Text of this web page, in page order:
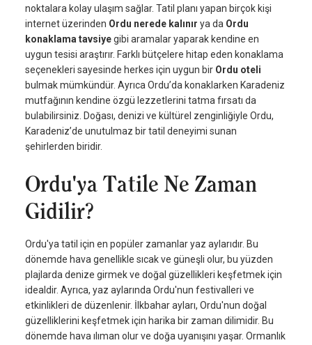
noktalara kolay ulaşım sağlar. Tatil planı yapan birçok kişi
internet üzerinden Ordu nerede kalınır ya da Ordu
konaklama tavsiyegibi aramalar yaparak kendine en
uygun tesisi araştırır. Farklı bütçelere hitap eden konaklama
seçenekleri sayesinde herkes için uygun bir Ordu oteli
bulmak mümkündür. Ayrıca Ordu’da konaklarken Karadeniz
mutfağının kendine özgü lezzetlerini tatma fırsatı da
bulabilirsiniz. Doğası, denizi ve kültürel zenginliğiyle Ordu,
Karadeniz’de unutulmaz bir tatil deneyimi sunan
şehirlerden biridir.
Ordu'ya Tatile Ne Zaman
Gidilir?
Ordu'ya tatil için en popüler zamanlar yaz aylarıdır. Bu
dönemde hava genellikle sıcak ve güneşli olur, bu yüzden
plajlarda denize girmek ve doğal güzellikleri keşfetmek için
idealdir. Ayrıca, yaz aylarında Ordu'nun festivalleri ve
etkinlikleri de düzenlenir. İlkbahar ayları, Ordu'nun doğal
güzelliklerini keşfetmek için harika bir zaman dilimidir. Bu
dönemde hava ılıman olur ve doğa uyanışını yaşar. Ormanlık